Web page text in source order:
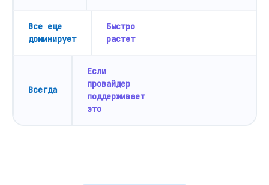
Все еще
доминирует
Быстро
растет
Всегда
Если
провайдер
поддерживает
это